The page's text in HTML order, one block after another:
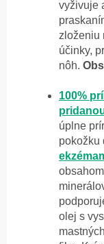
vyživuje
zloženiu
účinky,
nôh.
100%
úplne
pokožku
olej s